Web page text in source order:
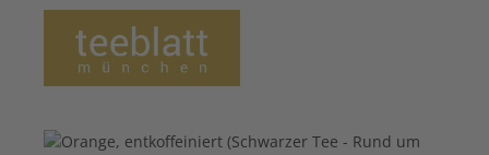
Bildergalerie überspringen